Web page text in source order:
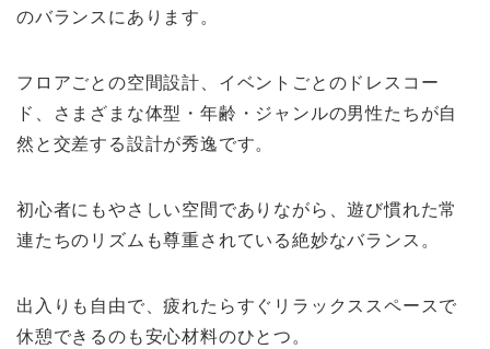
のバランスにあります。
フロアごとの空間設計、イベントごとのドレスコー
ド、さまざまな体型・年齢・ジャンルの男性たちが自
然と交差する設計が秀逸です。
初心者にもやさしい空間でありながら、遊び慣れた常
連たちのリズムも尊重されている絶妙なバランス。
出入りも自由で、疲れたらすぐリラックススペースで
休憩できるのも安心材料のひとつ。